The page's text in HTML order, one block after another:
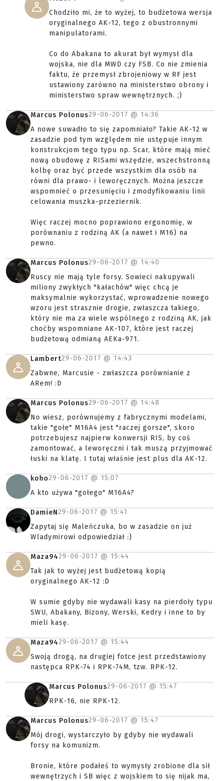
Chodziło mi, że to wyżej, to budżetowa wersja
oryginalnego AK-12, tego z obustronnymi
manipulatorami.
Co do Abakana to akurat był wymysł dla
wojska, nie dla MWD czy FSB. Co nie zmienia
faktu, że przemysł zbrojeniowy w RF jest
ustawiony zarówno na ministerstwo obrony i
ministerstwo spraw wewnętrznych. ;)
Marcus Polonus29-06-2017 @ 14:36
A nowe suwadło to się zapomniało? Takie AK-12 w
zasadzie pod tym względem nie ustępuje innym
konstrukcjom tego typu np. Scar, które mają mieć
nową obudowę z RISami wszędzie, wszechstronną
kolbę oraz być przede wszystkim dla osób na
równi dla prawo- i leworęcznych. Można jeszcze
wspomnieć o przesunięciu i zmodyfikowaniu linii
celowania muszka-przeziernik.
Więc raczej mocno poprawiono ergonomię, w
porównaniu z rodziną AK (a nawet i M16) na
pewno.
Marcus Polonus29-06-2017 @ 14:40
Ruscy nie mają tyle forsy. Sowieci nakupywali
miliony zwykłych "kałachów" więc chcą je
maksymalnie wykorzystać, wprowadzenie nowego
wzoru jest strasznie drogie, zwłaszcza takiego,
który nie ma za wiele wspólnego z rodziną AK, jak
choćby wspomniane AK-107, które jest raczej
budżetową odmianą AEKa-971.
Lambert29-06-2017 @ 14:43
Zabwne, Marcusie - zwłaszcza porównianie z
ARem! :D
Marcus Polonus29-06-2017 @ 14:48
No wiesz, porównujemy z fabrycznymi modelami,
takie "gołe" M16A4 jest "raczej gorsze", skoro
potrzebujesz najpierw konwersji RIS, by coś
zamontować, a leworęczni i tak muszą przyjmować
łuski na klatę. I tutaj właśnie jest plus dla AK-12.
koho29-06-2017 @ 15:07
A kto używa "gołego" M16A4?
DamieN29-06-2017 @ 15:41
Zapytaj się Maleńczuka, bo w zasadzie on już
Wladymirowi odpowiedział :)
Maza9429-06-2017 @ 15:44
Tak jak to wyżej jest budżetową kopią
oryginalnego AK-12 :D
W sumie gdyby nie wydawali kasy na pierdoły typu
SWU, Abakany, Bizony, Werski, Kedry i inne to by
mieli kasę.
Maza9429-06-2017 @ 15:44
Swoją drogą, na drugiej fotce jest przedstawiony
następca RPK-74 i RPK-74M, tzw. RPK-12.
Marcus Polonus29-06-2017 @ 15:47
RPK-16, nie RPK-12.
Marcus Polonus29-06-2017 @ 15:47
Mój drogi, wystarczyło by gdyby nie wydawali
forsy na komunizm.
Bronie, które podałeś to wymysły zrobione dla sił
wewnętrzych i SB więc z wojskiem to się nijak ma,